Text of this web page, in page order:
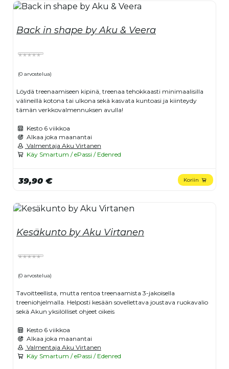
Back in shape by Aku & Veera
(0 arvostelua)
Löydä treenaamiseen kipinä, treenaa tehokkaasti minimaalisilla
välineillä kotona tai ulkona sekä kasvata kuntoasi ja kiinteydy
tämän verkkovalmennuksen avulla!
Kesto 6 viikkoa
Alkaa joka maanantai
Valmentaja Aku Virtanen
Käy Smartum / ePassi / Edenred
39,90 € Koriin
Kesäkunto by Aku Virtanen
(0 arvostelua)
Tavoitteellista, mutta rentoa treenaamista 3-jakoisella
treeniohjelmalla. Helposti kesään sovellettava joustava ruokavalio
sekä Akun yksilölliset ohjeet oikeis
Kesto 6 viikkoa
Alkaa joka maanantai
Valmentaja Aku Virtanen
Käy Smartum / ePassi / Edenred